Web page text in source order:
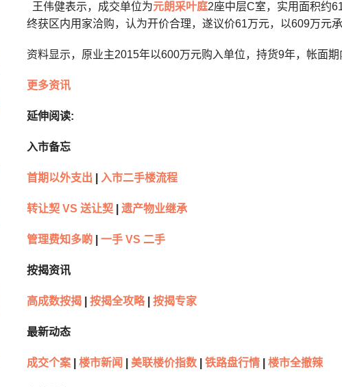
王伟健表示，成交单位为元朗采叶庭2座中层C室，实用面积约
终获区内用家洽购，认为开价合理，遂议价61万元，以609万元
资料显示，原业主2015年以600万元购入单位，持货9年，帐面期
更多资讯
延伸阅读:
入市备忘
首期以外支出 入市二手楼流程
转让契 VS 送让契 遗产物业继承
管理费知多啲 一手 VS 二手
按揭资讯
高成数按揭 按揭全攻略| 按揭专家
最新动态
成交个案 楼市新闻 美联楼价指数 铁路盘行情 楼市全撤辣